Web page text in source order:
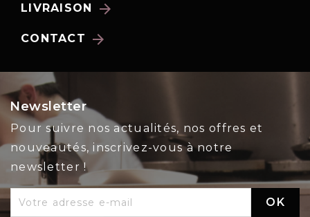
LIVRAISON arrow_forward
CONTACT arrow_forward
Newsletter
Pour suivre nos actualités, nos offres et
nouveautés, inscrivez-vous à notre
newsletter !